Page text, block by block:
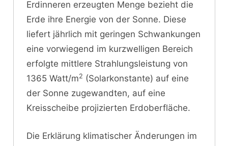
Erdinneren erzeugten Menge bezieht die
Erde ihre Energie von der Sonne. Diese
liefert jährlich mit geringen Schwankungen
eine vorwiegend im kurzwelligen Bereich
erfolgte mittlere Strahlungsleistung von
1365 Watt/m2 (Solarkonstante) auf eine
der Sonne zugewandten, auf eine
Kreisscheibe projizierten Erdoberfläche.
Die Erklärung klimatischer Änderungen im